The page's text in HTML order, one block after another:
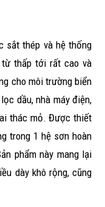
sắt thép và hệ thống
thấp tới rất cao và
cho môi trường biển
dầu, nhà máy điện,
thác mỏ. Được thiết
trong 1 hệ sơn hoàn
phẩm này mang lại
dày khô rộng, cũng